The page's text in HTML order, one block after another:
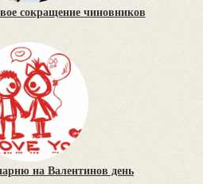
сокращение чиновников
на Валентинов день